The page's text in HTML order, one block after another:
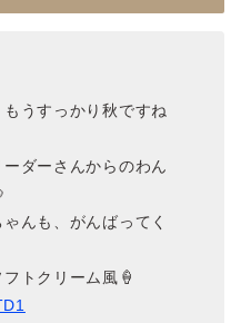
うすっかり秋ですね
ダーさんからのわん
んも、がんばってく
トクリーム風🍦